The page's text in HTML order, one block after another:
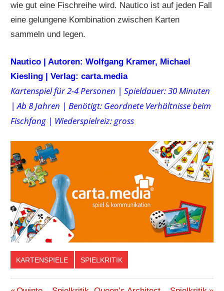
wie gut eine Fischreihe wird. Nautico ist auf jeden Fall
eine gelungene Kombination zwischen Karten
sammeln und legen.
Nautico | Autoren: Wolfgang Kramer, Michael
Kiesling | Verlag: carta.media
Kartenspiel für 2-4 Personen | Spieldauer: 30 Minuten
| Ab 8 Jahren | Benötigt: Geordnete Verhältnisse beim
Fischfang | Wiederspielreiz: gross
KARTENSPIELE SPIELKRITIK